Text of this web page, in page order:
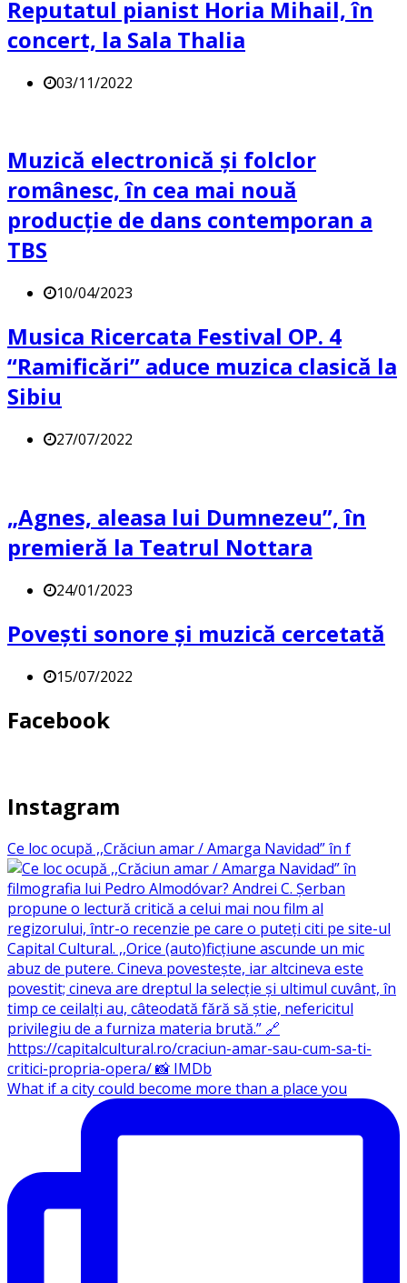
Reputatul pianist Horia Mihail, în
concert, la Sala Thalia
03/11/2022
Muzică electronică și folclor
românesc, în cea mai nouă
producție de dans contemporan a
TBS
10/04/2023
Musica Ricercata Festival OP. 4
“Ramificări” aduce muzica clasică la
Sibiu
27/07/2022
„Agnes, aleasa lui Dumnezeu”, în
premieră la Teatrul Nottara
24/01/2023
Povești sonore și muzică cercetată
15/07/2022
Facebook
Instagram
Ce loc ocupă ,,Crăciun amar / Amarga Navidad” în f
What if a city could become more than a place you